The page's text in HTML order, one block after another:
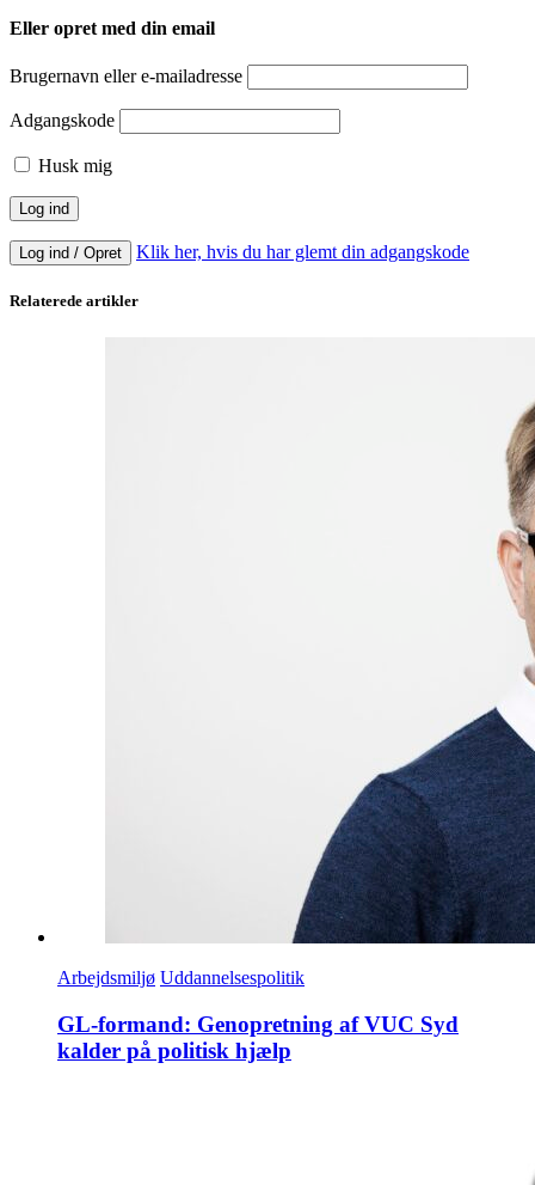
Eller opret med din email
Brugernavn eller e-mailadresse
Adgangskode
Husk mig
Log ind / Opret Klik her, hvis du har glemt din adgangskode
Relaterede artikler
Arbejdsmiljø Uddannelsespolitik
GL-formand: Genopretning af VUC Syd
kalder på politisk hjælp